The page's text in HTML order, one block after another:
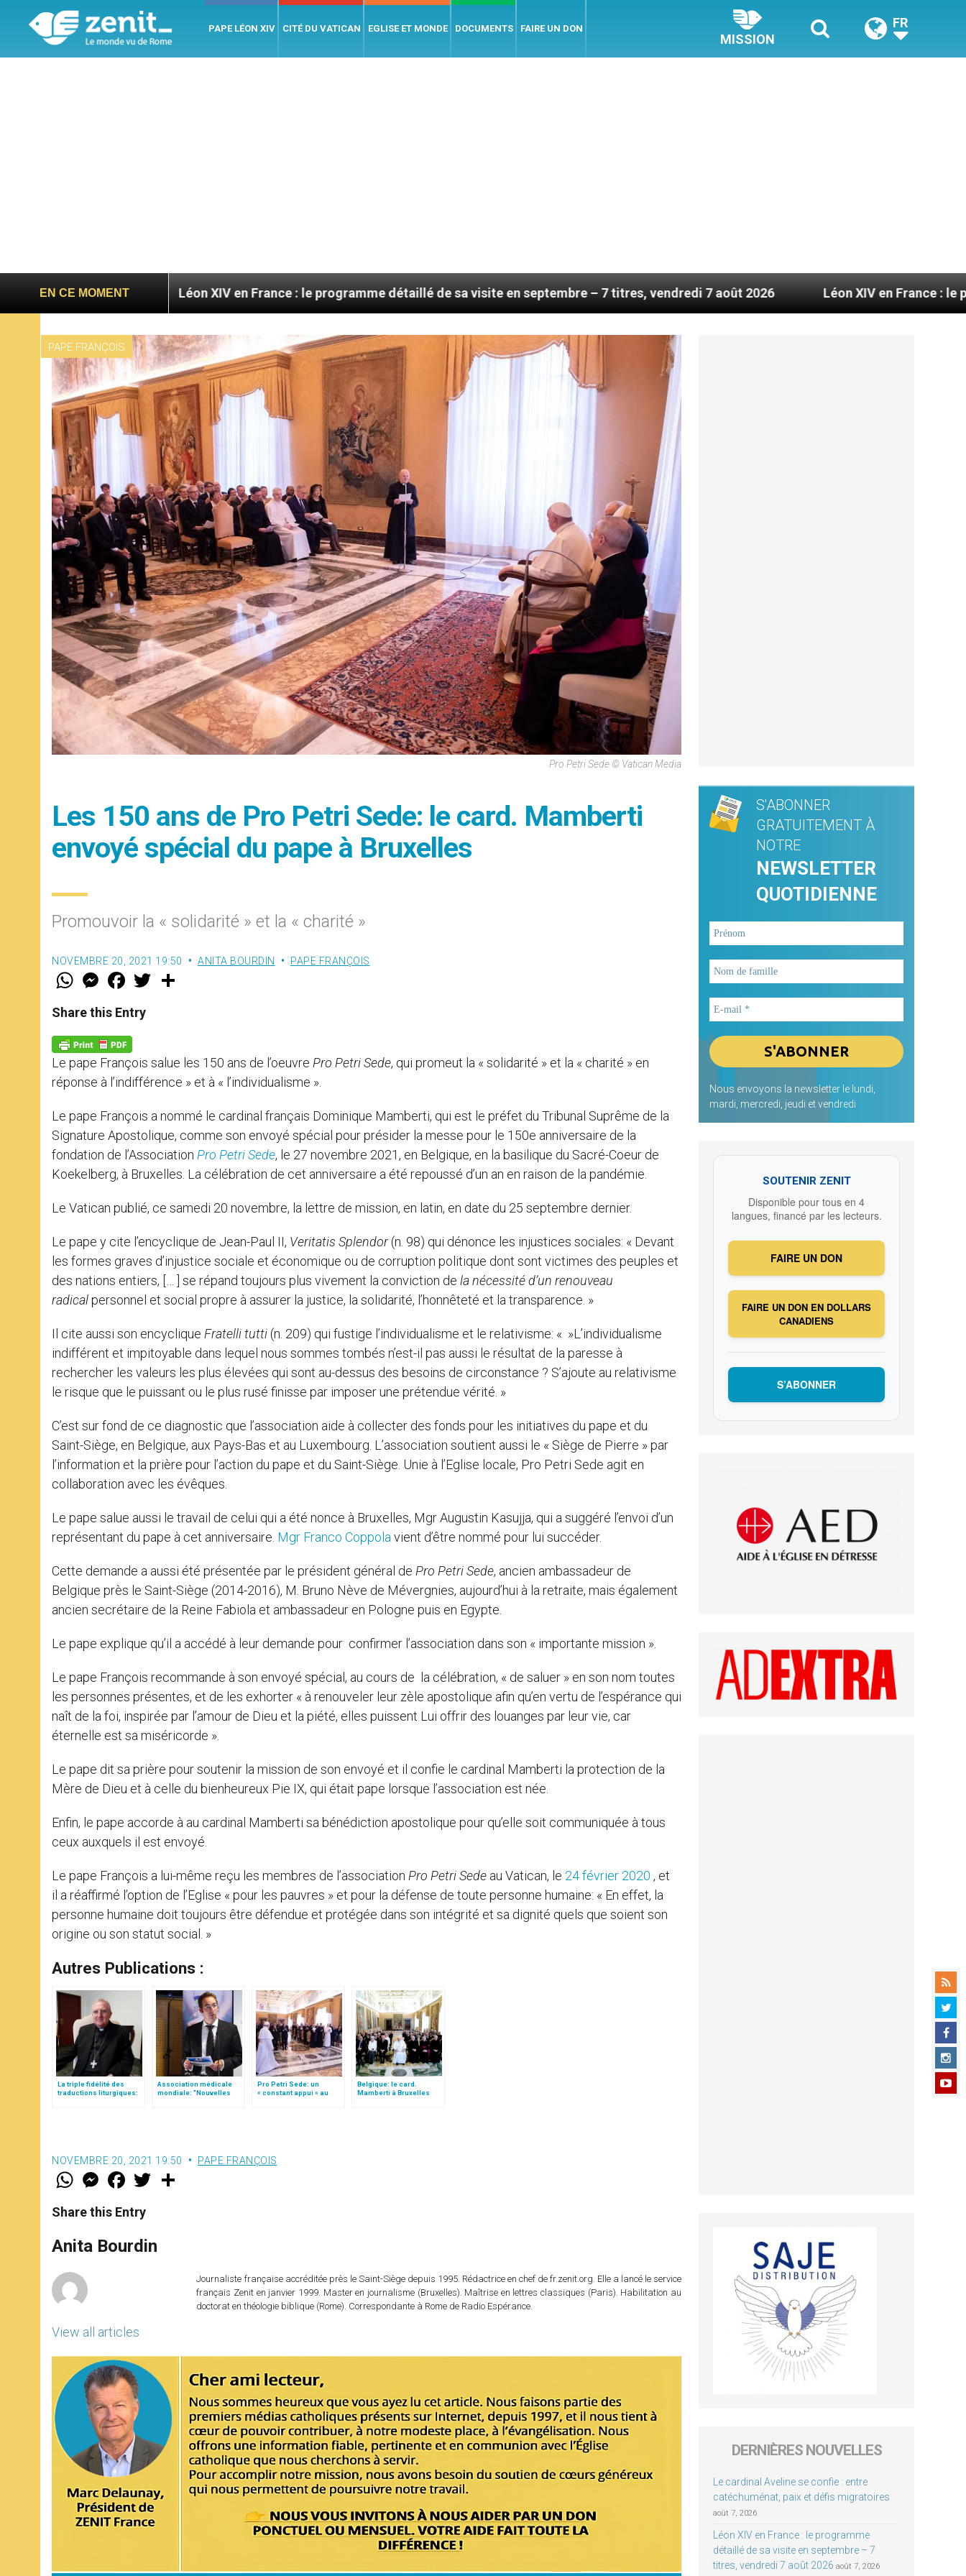
PAPE LÉON XIV CITÉ DU VATICAN EGLISE ET MONDE DOCUMENTS FAIRE UN DON
MISSION
FR
EN CE MOMENT
Léon XIV en France : le programme détaillé de sa visite en septembre – 7 titres, vendredi 7 août 2026 Léon XIV en France : le programme
PAPE FRANÇOIS
Pro Petri Sede © Vatican Media
Les 150 ans de Pro Petri Sede: le card. Mamberti
envoyé spécial du pape à Bruxelles
Promouvoir la « solidarité » et la « charité »
NOVEMBRE 20, 2021 19:50 ANITA BOURDIN PAPE FRANÇOIS
W
t
s
p
p
M
e
s
e
g
e
r
F
a
e
b
k
w
Share this Entry
Le pape François salue les 150 ans de l’oeuvre Pro Petri Sede, qui promeut la « solidarité » et la « charité » en
réponse à l’indifférence » et à « l’individualisme ».
Le pape François a nommé le cardinal français Dominique Mamberti, qui est le préfet du Tribunal Suprême de la
Signature Apostolique, comme son envoyé spécial pour présider la messe pour le 150e anniversaire de la
fondation de l’Association Pro Petri Sede, le 27 novembre 2021, en Belgique, en la basilique du Sacré-Coeur de
Koekelberg, à Bruxelles. La célébration de cet anniversaire a été repoussé d’un an en raison de la pandémie.
Le Vatican publié, ce samedi 20 novembre, la lettre de mission, en latin, en date du 25 septembre dernier.
Le pape y cite l’encyclique de Jean-Paul II, Veritatis Splendor(n. 98) qui dénonce les injustices sociales: « Devant
les formes graves d’injustice sociale et économique ou de corruption politique dont sont victimes des peuples et
des nations entiers, [… ] se répand toujours plus vivement la conviction de la nécessité d’un renouveau
radicalpersonnel et social propre à assurer la justice, la solidarité, l’honnêteté et la transparence. »
Il cite aussi son encyclique Fratelli tutti (n. 209) qui fustige l’individualisme et le relativisme: « »L’individualisme
indifférent et impitoyable dans lequel nous sommes tombés n’est-il pas aussi le résultat de la paresse à
rechercher les valeurs les plus élevées qui sont au-dessus des besoins de circonstance ? S’ajoute au relativisme
le risque que le puissant ou le plus rusé finisse par imposer une prétendue vérité. »
C’est sur fond de ce diagnostic que l’association aide à collecter des fonds pour les initiatives du pape et du
Saint-Siège, en Belgique, aux Pays-Bas et au Luxembourg. L’association soutient aussi le « Siège de Pierre » par
l’information et la prière pour l’action du pape et du Saint-Siège. Unie à l’Eglise locale, Pro Petri Sede agit en
collaboration avec les évêques.
Le pape salue aussi le travail de celui qui a été nonce à Bruxelles, Mgr Augustin Kasujja, qui a suggéré l’envoi d’un
représentant du pape à cet anniversaire. Mgr Franco Coppola vient d’être nommé pour lui succéder.
Cette demande a aussi été présentée par le président général de Pro Petri Sede, ancien ambassadeur de
Belgique près le Saint-Siège (2014-2016), M. Bruno Nève de Mévergnies, aujourd’hui à la retraite, mais également
ancien secrétaire de la Reine Fabiola et ambassadeur en Pologne puis en Egypte.
Le pape explique qu’il a accédé à leur demande pour confirmer l’association dans son « importante mission ».
Le pape François recommande à son envoyé spécial, au cours de la célébration, « de saluer » en son nom toutes
les personnes présentes, et de les exhorter « à renouveler leur zèle apostolique afin qu’en vertu de l’espérance qui
naît de la foi, inspirée par l’amour de Dieu et la piété, elles puissent Lui offrir des louanges par leur vie, car
éternelle est sa miséricorde ».
Le pape dit sa prière pour soutenir la mission de son envoyé et il confie le cardinal Mamberti la protection de la
Mère de Dieu et à celle du bienheureux Pie IX, qui était pape lorsque l’association est née.
Enfin, le pape accorde à au cardinal Mamberti sa bénédiction apostolique pour qu’elle soit communiquée à tous
ceux auxquels il est envoyé.
Le pape François a lui-même reçu les membres de l’association Pro Petri Sede au Vatican, le 24 février 2020 , et
il a réaffirmé l’option de l’Eglise « pour les pauvres » et pour la défense de toute personne humaine: « En effet, la
personne humaine doit toujours être défendue et protégée dans son intégrité et sa dignité quels que soient son
origine ou son statut social. »
Autres Publications :
La triple fidélité des
traductions liturgiques:
Association médicale
mondiale: "Nouvelles
Pro Petri Sede: un
« constant appui » au
Belgique: le card.
Mamberti à Bruxelles
NOVEMBRE 20, 2021 19:50 PAPE FRANÇOIS
W
t
s
p
p
M
e
s
e
g
e
F
a
e
b
o
k
w
r
Share this Entry
Anita Bourdin
View all articles
Journaliste française accréditée près le Saint-Siège depuis 1995. Rédactrice en chef de fr.zenit.org. Elle a lancé le service
français Zenit en janvier 1999. Master en journalisme (Bruxelles). Maîtrise en lettres classiques (Paris). Habilitation au
doctorat en théologie biblique (Rome). Correspondante à Rome de Radio Espérance.
S'ABONNER
GRATUITEMENT À
NOTRE
NEWSLETTER
QUOTIDIENNE
Nous envoyons la newsletter le lundi,
mardi, mercredi, jeudi et vendredi
SOUTENIR ZENIT
Disponible pour tous en 4
langues, financé par les lecteurs.
FAIRE UN DON
FAIRE UN DON EN DOLLARS
CANADIENS
S’ABONNER
DERNIÈRES NOUVELLES
Le cardinal Aveline se confie : entre
catéchuménat, paix et défis migratoires
août 7, 2026
Léon XIV en France : le programme
détaillé de sa visite en septembre – 7
titres, vendredi 7 août 2026 août 7, 2026